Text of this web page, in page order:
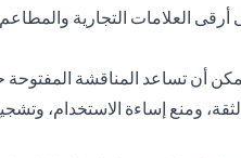
العلامات التجارية
يمكن أن تساعد المناقشة
ومنع إساءة الاستخدام،